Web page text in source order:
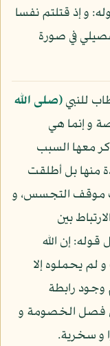
و إذ قتلتم نفسا
في صورة
للنبي(صلى الله
و إنما هي
معها السبب
منها بل أطلقت
موقف التجسس، و
بين
إن الله
لم يحملوه إلا
وجود رابطة
فصل الخصومة و
و سخرية.